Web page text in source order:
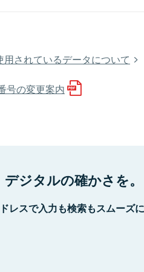
されているデータについて
号の変更案内
ジタルの確かさを。
レスで入力も検索もスムーズ